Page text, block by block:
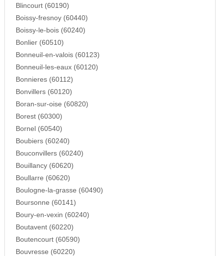
Blincourt (60190)
Boissy-fresnoy (60440)
Boissy-le-bois (60240)
Bonlier (60510)
Bonneuil-en-valois (60123)
Bonneuil-les-eaux (60120)
Bonnieres (60112)
Bonvillers (60120)
Boran-sur-oise (60820)
Borest (60300)
Bornel (60540)
Boubiers (60240)
Bouconvillers (60240)
Bouillancy (60620)
Boullarre (60620)
Boulogne-la-grasse (60490)
Boursonne (60141)
Boury-en-vexin (60240)
Boutavent (60220)
Boutencourt (60590)
Bouvresse (60220)